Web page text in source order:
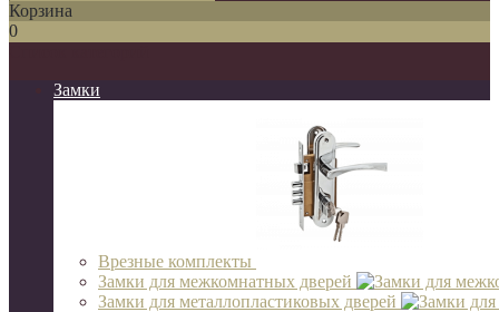
Корзина
0
Замки
Врезные комплекты
Замки для межкомнатных дверей
Замки для металлопластиковых дверей